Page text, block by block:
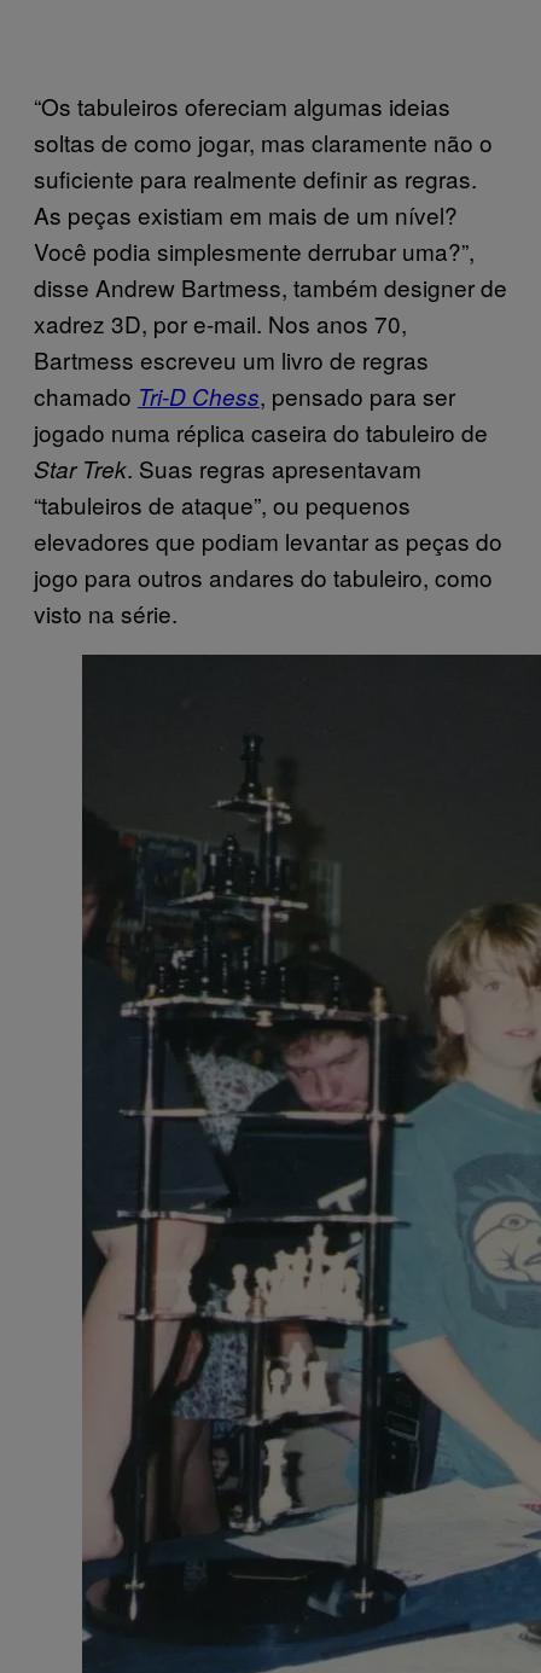
“Os tabuleiros ofereciam algumas ideias
soltas de como jogar, mas claramente não o
suficiente para realmente definir as regras.
As peças existiam em mais de um nível?
Você podia simplesmente derrubar uma?”,
disse Andrew Bartmess, também designer de
xadrez 3D, por e-mail. Nos anos 70,
Bartmess escreveu um livro de regras
chamado Tri-D Chess, pensado para ser
jogado numa réplica caseira do tabuleiro de
Star Trek. Suas regras apresentavam
“tabuleiros de ataque”, ou pequenos
elevadores que podiam levantar as peças do
jogo para outros andares do tabuleiro, como
visto na série.